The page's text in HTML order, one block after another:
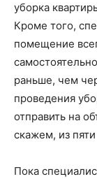
уборка
Кроме того,
помещение
раньше, чем
проведения
отправить на
скажем, из
Пока